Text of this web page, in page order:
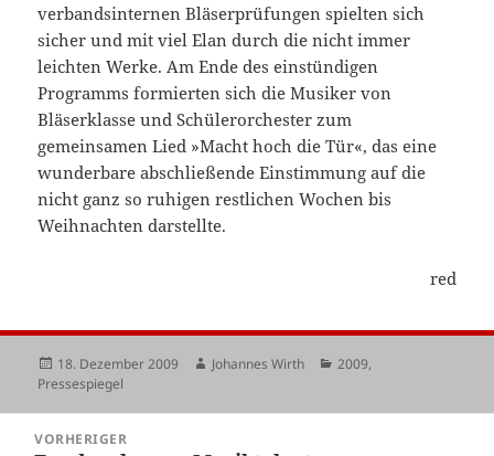
verbandsinternen Bläserprüfungen spielten sich
sicher und mit viel Elan durch die nicht immer
leichten Werke. Am Ende des einstündigen
Programms formierten sich die Musiker von
Bläserklasse und Schülerorchester zum
gemeinsamen Lied »Macht hoch die Tür«, das eine
wunderbare abschließende Einstimmung auf die
nicht ganz so ruhigen restlichen Wochen bis
Weihnachten darstellte.
red
Veröffentlicht
am
18. Dezember 2009 Autor
Johannes Wirth Kategorien
2009,
Pressespiegel
VORHERIGER